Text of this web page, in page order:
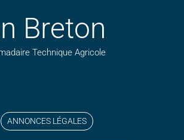
Breton
Technique Agricole
ANNONCES LÉGALES